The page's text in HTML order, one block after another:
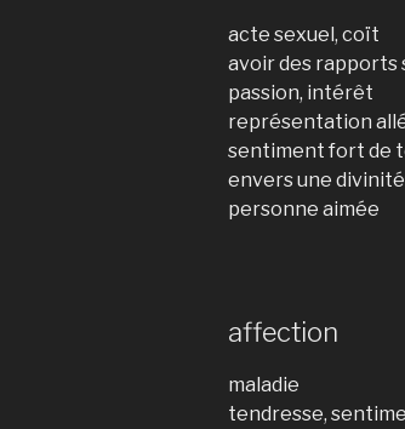
acte sexuel, coït
avoir des rapports
passion, intérêt
représentation
sentiment fort de
envers une divinité
personne aimée
affection
maladie
tendresse,